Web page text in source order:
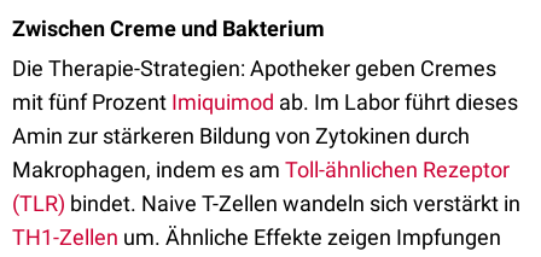
Zwischen Creme und Bakterium
Die Therapie-Strategien: Apotheker geben Cremes
mit fünf Prozent Imiquimod ab. Im Labor führt dieses
Amin zur stärkeren Bildung von Zytokinen durch
Makrophagen, indem es am Toll-ähnlichen Rezeptor
(TLR) bindet. Naive T-Zellen wandeln sich verstärkt in
TH1-Zellen um. Ähnliche Effekte zeigen Impfungen